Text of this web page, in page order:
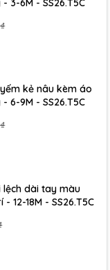
~ cân nặng: 19
3-6M - SS26.T5C
kẻ nâu kèm áo
6-9M - SS26.T5C
lệch dài tay màu
12-18M - SS26.T5C